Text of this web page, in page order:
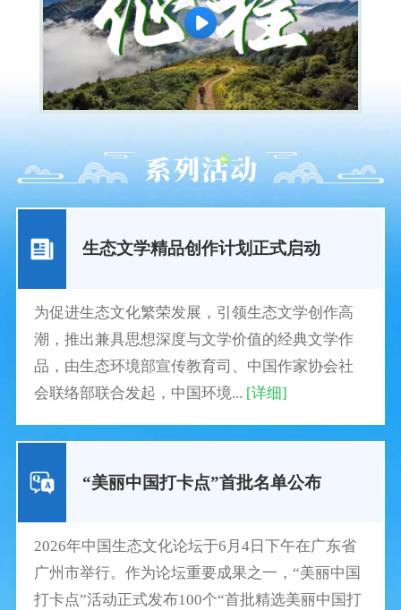
生态文学精品创作计划正式启动
为促进生态文化繁荣发展，引领生态文学创作高
潮，推出兼具思想深度与文学价值的经典文学作
品，由生态环境部宣传教育司、中国作家协会社
会联络部联合发起，中国环境... [详细]
“美丽中国打卡点”首批名单公布
2026年中国生态文化论坛于6月4日下午在广东省
广州市举行。作为论坛重要成果之一，“美丽中国
打卡点”活动正式发布100个“首批精选美丽中国打